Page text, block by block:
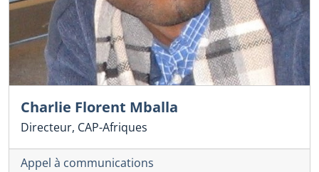
Charlie Florent Mballa
Directeur, CAP-Afriques
Appel à communications